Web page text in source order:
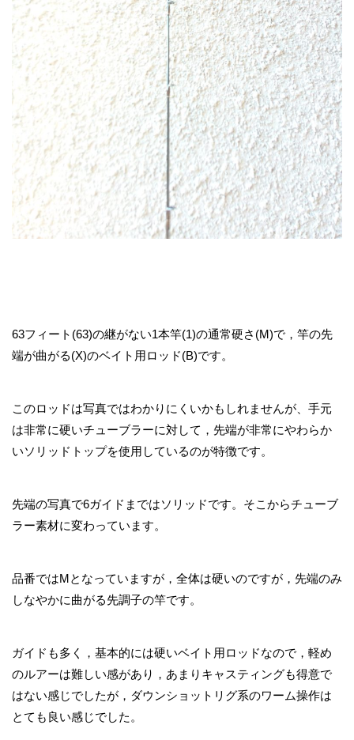
63フィート(63)の継がない1本竿(1)の通常硬さ(M)で，竿の先
端が曲がる(X)のベイト用ロッド(B)です。
このロッドは写真ではわかりにくいかもしれませんが、手元
は非常に硬いチューブラーに対して，先端が非常にやわらか
いソリッドトップを使用しているのが特徴です。
先端の写真で6ガイドまではソリッドです。そこからチューブ
ラー素材に変わっています。
品番ではMとなっていますが，全体は硬いのですが，先端のみ
しなやかに曲がる先調子の竿です。
ガイドも多く，基本的には硬いベイト用ロッドなので，軽め
のルアーは難しい感があり，あまりキャスティングも得意で
はない感じでしたが，ダウンショットリグ系のワーム操作は
とても良い感じでした。